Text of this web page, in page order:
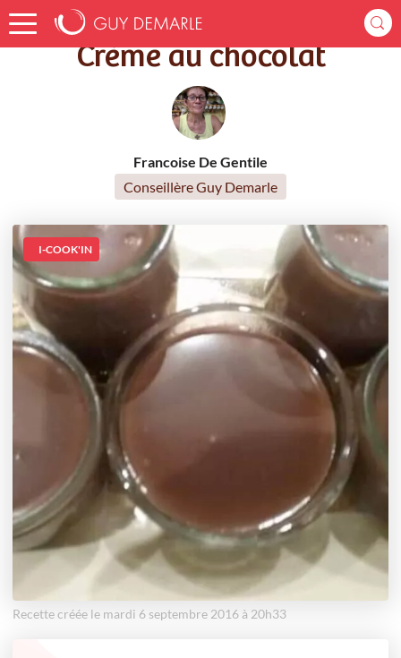
Accueil Recettes Crème au chocolat
Crème au chocolat
Francoise De Gentile
Conseillère Guy Demarle
I-COOK'IN
Recette créée le mardi 6 septembre 2016 à 20h33